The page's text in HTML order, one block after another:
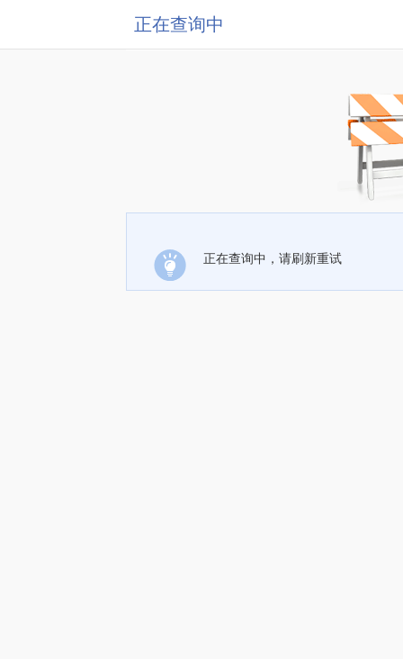
正在查询中
正在查询中，请刷新重试